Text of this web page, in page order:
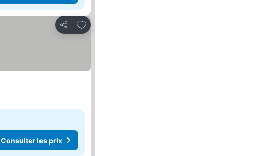
Partager
Ajouter à mes favoris
Consulter les prix